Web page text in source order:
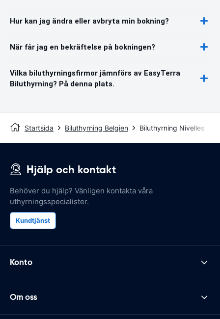
Hur kan jag ändra eller avbryta min bokning?
När får jag en bekräftelse på bokningen?
Vilka biluthyrningsfirmor jämnförs av EasyTerra
Biluthyrning? På denna plats.
Startsida Biluthyrning Belgien Biluthyrning Nivelles
Hjälp och kontakt
Behöver du hjälp? Vänligen kontakta våra
uthyrningsspecialister.
Kundtjänst
Konto
Om oss